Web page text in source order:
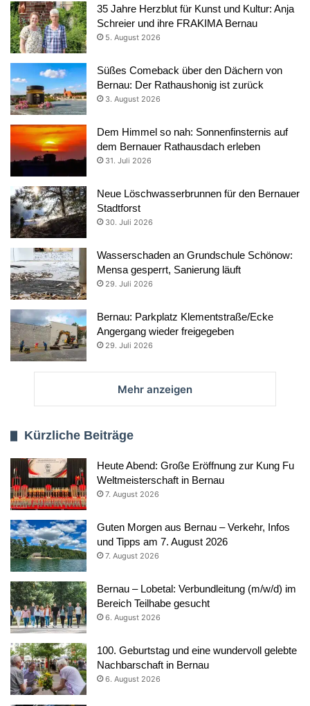
35 Jahre Herzblut für Kunst und Kultur: Anja
Schreier und ihre FRAKIMA Bernau
5. August 2026
Süßes Comeback über den Dächern von
Bernau: Der Rathaushonig ist zurück
3. August 2026
Dem Himmel so nah: Sonnenfinsternis auf
dem Bernauer Rathausdach erleben
31. Juli 2026
Neue Löschwasserbrunnen für den Bernauer
Stadtforst
30. Juli 2026
Wasserschaden an Grundschule Schönow:
Mensa gesperrt, Sanierung läuft
29. Juli 2026
Bernau: Parkplatz Klementstraße/Ecke
Angergang wieder freigegeben
29. Juli 2026
Mehr anzeigen
Kürzliche Beiträge
Heute Abend: Große Eröffnung zur Kung Fu
Weltmeisterschaft in Bernau
7. August 2026
Guten Morgen aus Bernau – Verkehr, Infos
und Tipps am 7. August 2026
7. August 2026
Bernau – Lobetal: Verbundleitung (m/w/d) im
Bereich Teilhabe gesucht
6. August 2026
100. Geburtstag und eine wundervoll gelebte
Nachbarschaft in Bernau
6. August 2026